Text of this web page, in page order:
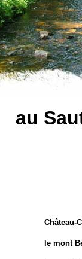
au
Château-
le mont